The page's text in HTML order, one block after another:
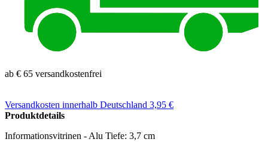
ab € 65 versandkostenfrei
Versandkosten innerhalb Deutschland 3,95 €
Produktdetails
Informationsvitrinen - Alu Tiefe: 3,7 cm